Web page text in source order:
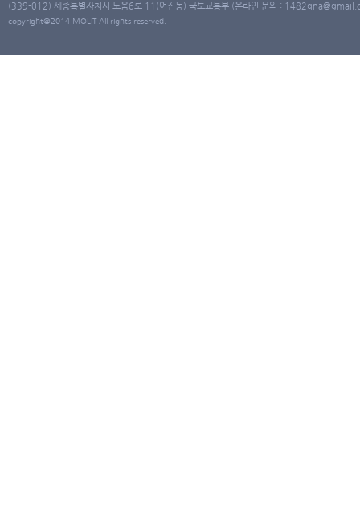
(339-012) 세종특별자치시 도움6로 11(어진동) 국토교통부 (온라인 문의 :
copyright@2014 MOLIT All rights reserved.